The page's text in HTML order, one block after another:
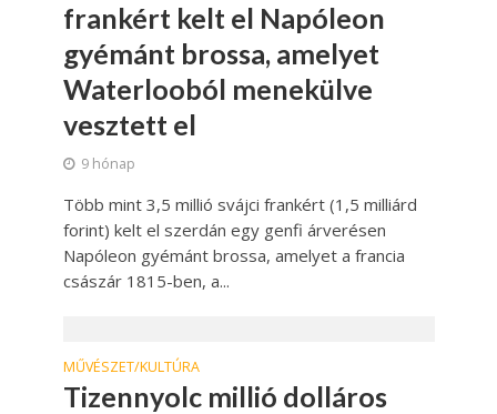
frankért kelt el Napóleon
gyémánt brossa, amelyet
Waterlooból menekülve
vesztett el
9 hónap
Több mint 3,5 millió svájci frankért (1,5 milliárd
forint) kelt el szerdán egy genfi árverésen
Napóleon gyémánt brossa, amelyet a francia
császár 1815-ben, a...
MŰVÉSZET/KULTÚRA
Tizennyolc millió dolláros